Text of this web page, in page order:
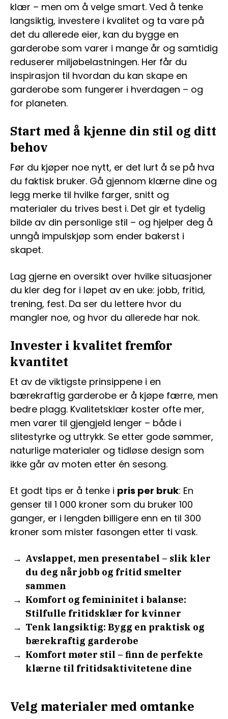
klær – men om å velge smart. Ved å tenke
langsiktig, investere i kvalitet og ta vare på
det du allerede eier, kan du bygge en
garderobe som varer i mange år og samtidig
reduserer miljøbelastningen. Her får du
inspirasjon til hvordan du kan skape en
garderobe som fungerer i hverdagen – og
for planeten.
Start med å kjenne din stil og ditt
behov
Før du kjøper noe nytt, er det lurt å se på hva
du faktisk bruker. Gå gjennom klærne dine og
legg merke til hvilke farger, snitt og
materialer du trives best i. Det gir et tydelig
bilde av din personlige stil – og hjelper deg å
unngå impulskjøp som ender bakerst i
skapet.
Lag gjerne en oversikt over hvilke situasjoner
du kler deg for i løpet av en uke: jobb, fritid,
trening, fest. Da ser du lettere hvor du
mangler noe, og hvor du allerede har nok.
Invester i kvalitet fremfor
kvantitet
Et av de viktigste prinsippene i en
bærekraftig garderobe er å kjøpe færre, men
bedre plagg. Kvalitetsklær koster ofte mer,
men varer til gjengjeld lenger – både i
slitestyrke og uttrykk. Se etter gode sømmer,
naturlige materialer og tidløse design som
ikke går av moten etter én sesong.
Et godt tips er å tenke i pris per bruk: En
genser til 1 000 kroner som du bruker 100
ganger, er i lengden billigere enn en til 300
kroner som mister fasongen etter ti vask.
Avslappet, men presentabel – slik kler
du deg når jobb og fritid smelter
sammen
Komfort og femininitet i balanse:
Stilfulle fritidsklær for kvinner
Tenk langsiktig: Bygg en praktisk og
bærekraftig garderobe
Komfort møter stil – finn de perfekte
klærne til fritidsaktivitetene dine
Velg materialer med omtanke